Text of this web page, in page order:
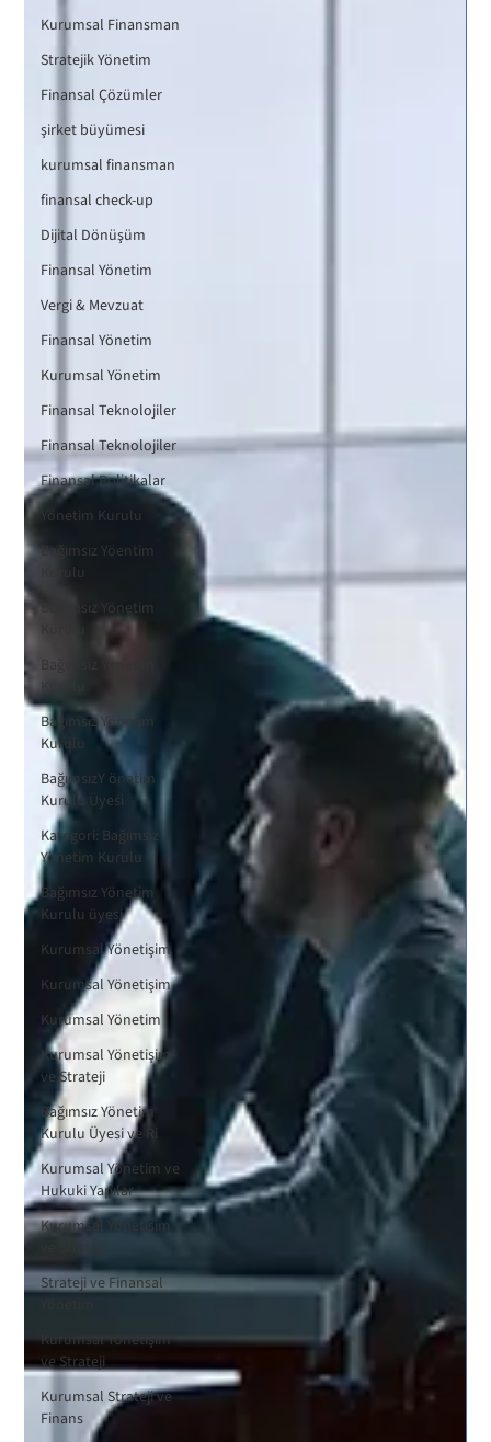
Kurumsal Finansman
Stratejik Yönetim
Finansal Çözümler
şirket büyümesi
kurumsal finansman
finansal check-up
Dijital Dönüşüm
Finansal Yönetim
Vergi & Mevzuat
Finansal Yönetim
Kurumsal Yönetim
Finansal Teknolojiler
Finansal Teknolojiler
Finansal Politikalar
Yönetim Kurulu
Bağımsız Yöentim
Kurulu
Bağımsız Yönetim
Bağımsız Yönetim
Bağımsız Yönetim
Kurulu
BağımsızY önetim
Kurulu Üyesi
Kategori: Bağımsız
Yönetim Kurulu
Bağımsız Yönetim
Kurulu üyesi
Kurumsal Yönetişim
Kurumsal Yönetişim
Kurumsal Yönetim
Kurumsal Yönetişim
ve Strateji
Bağımsız Yönetim
Kurulu Üyesi ve Ri
Kurumsal Yönetim ve
Hukuki Yapılar
Kurumsal Yönetişim
Strateji ve Finansal
Kurumsal Yönetişim
ve Strateji
Kurumsal Strateji ve
Finans